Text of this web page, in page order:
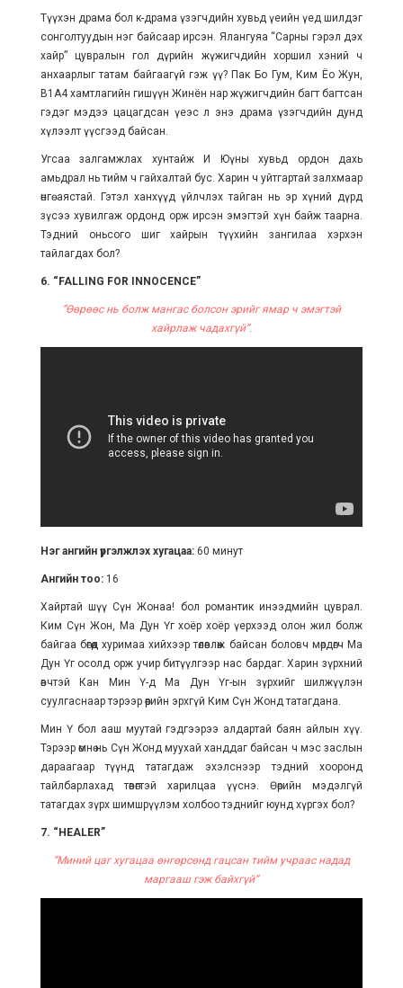
Түүхэн драма бол к-драма үзэгчдийн хувьд үеийн үед шилдэг
сонголтуудын нэг байсаар ирсэн. Ялангуяа “Сарны гэрэл дэх
хайр” цувралын гол дүрийн жүжигчдийн хоршил хэний ч
анхаарлыг татам байгаагүй гэж үү? Пак Бо Гум, Ким Ёо Жун,
B1A4 хамтлагийн гишүүн Жинён нар жүжигчдийн багт багтсан
гэдэг мэдээ цацагдсан үеэс л энэ драма үзэгчдийн дунд
хүлээлт үүсгээд байсан.
Угсаа залгамжлах хунтайж И Юүны хувьд ордон дахь
амьдрал нь тийм ч гайхалтай бус. Харин ч уйтгартай залхмаар
өнгө аястай. Гэтэл ханхүүд үйлчлэх тайган нь эр хүний дүрд
зүсээ хувилгаж ордонд орж ирсэн эмэгтэй хүн байж таарна.
Тэдний оньсого шиг хайрын түүхийн зангилаа хэрхэн
тайлагдах бол?
6. “FALLING FOR INNOCENCE”
“Өөрөөс нь болж мангас болсон эрийг ямар ч эмэгтэй
хайрлаж чадахгүй”.
Нэг ангийн үргэлжлэх хугацаа: 60 минут
Ангийн тоо: 16
Хайртай шүү Сүн Жонаа! бол романтик инээдмийн цуврал.
Ким Сүн Жон, Ма Дун Үг хоёр хоёр үерхээд олон жил болж
байгаа бөгөөд хуримаа хийхээр төлөвлөж байсан боловч мөрдөгч Ма
Дун Үг осолд орж учир битүүлгээр нас бардаг. Харин зүрхний
өвчтэй Кан Мин Ү-д Ма Дун Үг-ын зүрхийг шилжүүлэн
суулгаснаар тэрээр өөрийн эрхгүй Ким Сүн Жонд татагдана.
Мин Ү бол ааш муутай гэдгээрээ алдартай баян айлын хүү.
Тэрээр өмнө нь Сүн Жонд муухай ханддаг байсан ч мэс заслын
дараагаар түүнд татагдаж эхэлснээр тэдний хооронд
тайлбарлахад төвөгтэй харилцаа үүснэ. Өөрийн мэдэлгүй
татагдах зүрх шимшрүүлэм холбоо тэднийг юунд хүргэх бол?
7. “HEALER”
“Миний цаг хугацаа өнгөрсөнд гацсан тийм учраас надад
маргааш гэж байхгүй”